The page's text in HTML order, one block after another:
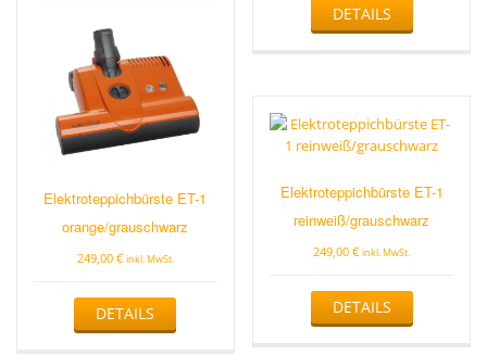
auf
der
Produktseite
gewählt
DETAILS
Elektroteppichbürste ET-1
orange/grauschwarz
249,00 € inkl. MwSt.
DETAILS
Elektroteppichbürste ET-1
reinweiß/grauschwarz
249,00€ inkl. MwSt.
DETAILS